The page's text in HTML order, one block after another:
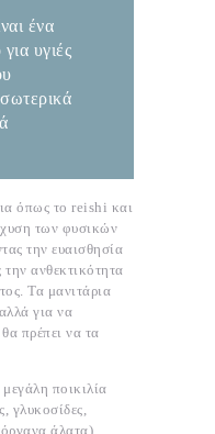
ένα
υγιές
όπως το reishi και
των φυσικών
την ευαισθησία
ανθεκτικότητα
Τα μανιτάρια
για να
πρέπει να τα
ποικιλία
γλυκοσίδες,
άλατα),